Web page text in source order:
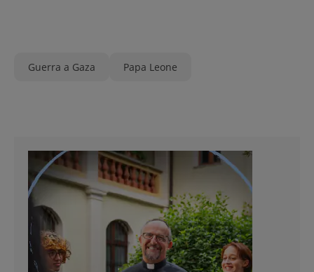
Guerra a Gaza Papa Leone